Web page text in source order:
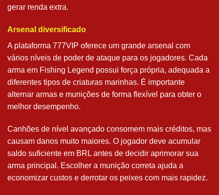
gerar renda extra.
Arsenal diversificado
A plataforma 777VIP oferece um grande arsenal com
vários níveis de poder de ataque para os jogadores. Cada
arma em Fishing Legend possui força própria, adequada a
diferentes tipos de criaturas marinhas. É importante
alternar armas e munições de forma flexível para obter o
melhor desempenho.
Canhões de nível avançado consomem mais créditos, mas
causam danos muito maiores. O jogador deve acumular
saldo suficiente em BRL antes de decidir aprimorar sua
arma principal. Escolher a munição correta ajuda a
economizar custos e derrotar os peixes com mais rapidez.